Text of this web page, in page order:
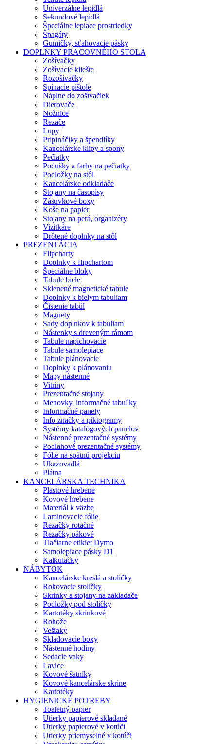
Univerzálne lepidlá
Sekundové lepidlá
Špeciálne lepiace prostriedky
Špagáty
Gumičky, sťahovacie pásky
DOPLNKY PRACOVNÉHO STOLA
Zošívačky
Zošívacie kliešte
Rozošívačky
Spínacie pištole
Náplne do zošívačiek
Dierovače
Nožnice
Rezače
Lupy
Pripináčiky a špendlíky
Kancelárske klipy a spony
Pečiatky
Podušky a farby na pečiatky
Podložky na stôl
Kancelárske odkladače
Stojany na časopisy
Zásuvkové boxy
Koše na papier
Stojany na perá, organizéry
Vizitkáre
Drôtené doplnky na stôl
PREZENTÁCIA
Flipcharty
Doplnky k flipchartom
Špeciálne bloky
Tabule biele
Sklenené magnetické tabule
Doplnky k bielym tabuliam
Čistenie tabúl
Magnety
Sady doplnkov k tabuliam
Nástenky s dreveným rámom
Tabule napichovacie
Tabule samolepiace
Tabule plánovacie
Doplnky k plánovaniu
Mapy nástenné
Vitríny
Prezentačné stojany
Menovky, informačné tabuľky
Informačné panely
Info značky a piktogramy
Systémy katalógových panelov
Nástenné prezentačné systémy
Podlahové prezentačné systémy
Fólie na spätnú projekciu
Ukazovadlá
Plátna
KANCELÁRSKA TECHNIKA
Plastové hrebene
Kovové hrebene
Materiál k väzbe
Laminovacie fólie
Rezačky rotačné
Rezačky pákové
Tlačiarne etikiet Dymo
Samolepiace pásky D1
Kalkulačky
NÁBYTOK
Kancelárske kreslá a stoličky
Rokovacie stoličky
Skrinky a stojany na zakladače
Podložky pod stoličky
Kartotéky skrinkové
Rohože
Vešiaky
Skladovacie boxy
Nástenné hodiny
Sedacie vaky
Lavice
Kovové šatníky
Kovové kancelárske skrine
Kartotéky
HYGIENICKÉ POTREBY
Toaletný papier
Utierky papierové skladané
Utierky papierové v kotúči
Utierky priemyselné v kotúči